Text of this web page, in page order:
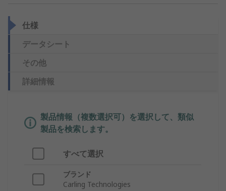
仕様
データシート
その他
詳細情報
製品情報（複数選択可）を選択して、類似
製品を検索します。
すべて選択
ブランド
Carling Technologies